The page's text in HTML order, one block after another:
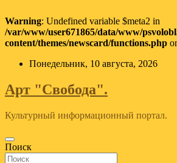
Warning: Undefined variable $meta2 in
/var/www/user671865/data/www/
content/themes/newscard/functions.php
Перейти
содержимому
Понедельник, 10 августа, 2026
Арт "Свобода".
Культурный информационный портал.
Поиск